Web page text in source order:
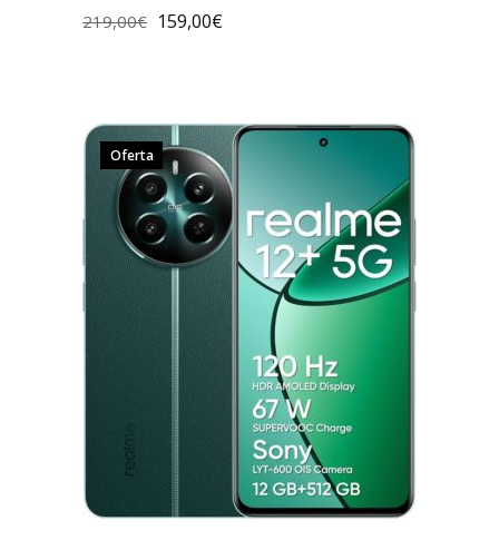
219,00€ 159,00€
Oferta